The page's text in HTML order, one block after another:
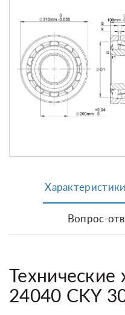
Характеристики
Вопрос-
Технические
24040 CKY